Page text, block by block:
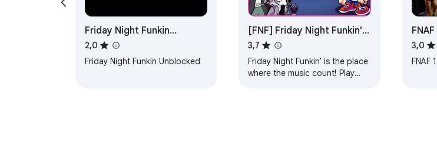
Friday Night Funkin
Unblocked
2,0
Friday Night Funkin Unblocked
[FNF] Friday Night Funkin'
Games
3,7
Friday Night Funkin' is the place
where the music count! Play
Free!
3,0
FNAF